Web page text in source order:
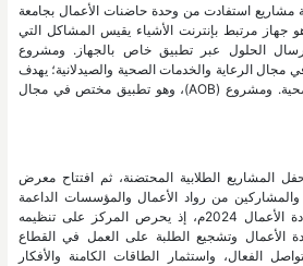
مشاريع استفادت من وحدة حاضنات الأعمال بجامعة
مرتبط بإنترنت الأشياء يقيس المشاكل التي
الحلول عبر تطبيق خاص بالجهاز. ومشروع
الرعاية والخدمات الصحية والصيدلانية؛ يهدف
إلى تسهيل تقديم الخدمات الصحية. ومشروع (AOB)، وهو تطبيق مختص في مجال
المشاريع الطلابية المحتضنة، ثم افتتاح معرض
والمشاركين من رواد الأعمال والمؤسسات الداعمة
والراعية للأسبوع العالمي لريادة الأعمال 2024م، إذ يحرص المركز على تنظيمه
الأعمال وتشجيع الطلبة على العمل في القطاع
الفعال، واستثمار الطاقات الكامنة والأفكار